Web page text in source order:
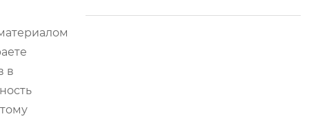
в
эру в управлении с